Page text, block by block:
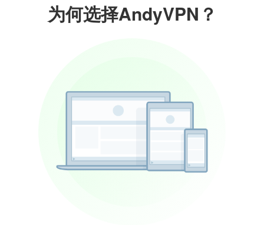
为何选择AndyVPN？